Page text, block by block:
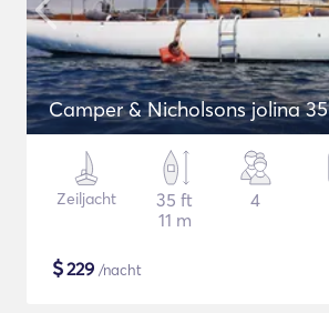
Camper & Nicholsons jolina 35
Zeiljacht
35 ft
11 m
4
$229 /nacht